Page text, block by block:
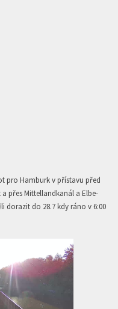
pro Hamburk v přístavu před
přes Mittellandkanál a Elbe-
dorazit do 28.7 kdy ráno v 6:00